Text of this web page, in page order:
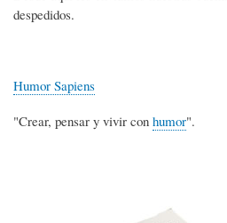
despedidos.
Humor Sapiens
"Crear, pensar y vivir con humor".